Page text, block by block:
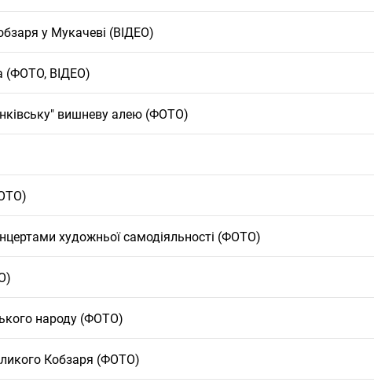
у Мукачеві (ВІДЕО)
(ФОТО, ВІДЕО)
вишневу алею (ФОТО)
художньої самодіяльності (ФОТО)
народу (ФОТО)
Кобзаря (ФОТО)